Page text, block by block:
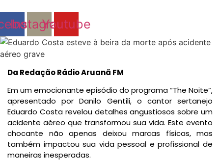
Instagram
Youtube
Da Redação Rádio Aruanã FM
Em um emocionante episódio do programa “The Noite”,
apresentado por Danilo Gentili, o cantor sertanejo
Eduardo Costa revelou detalhes angustiosos sobre um
acidente aéreo que transformou sua vida. Este evento
chocante não apenas deixou marcas físicas, mas
também impactou sua vida pessoal e profissional de
maneiras inesperadas.